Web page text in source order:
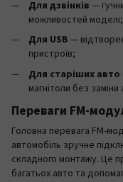
Для дзвінків —
можливостей моделі;
Для USB —
пристроїв;
Для старіших авто
магнітоли без
Переваги FM-
Головна перевага FM-
автомобіль зручне
складного монтажу. Це
багатьох авто та